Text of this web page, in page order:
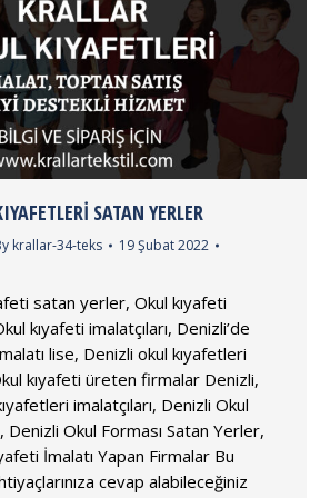
SATAN YERLER
krallar-34-teks
19 Şubat 2022
satan yerler, Okul kıyafeti
kıyafeti imalatçıları, Denizli’de
lise, Denizli okul kıyafetleri
kıyafeti üreten firmalar Denizli,
imalatçıları, Denizli Okul
Denizli Okul Forması Satan Yerler,
İmalatı Yapan Firmalar Bu
cevap alabileceğiniz